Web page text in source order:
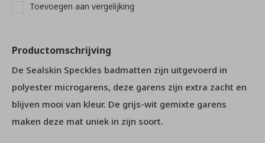
Toevoegen aan vergelijking
Productomschrijving
De Sealskin Speckles badmatten zijn uitgevoerd in
polyester microgarens, deze garens zijn extra zacht en
blijven mooi van kleur. De grijs-wit gemixte garens
maken deze mat uniek in zijn soort.